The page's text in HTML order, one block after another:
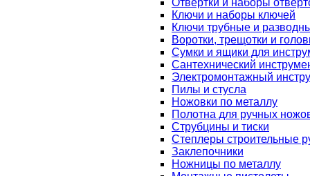
Отвертки и наборы
Ключи и наборы ключей
Ключи трубные и
Воротки, трещотки и
Сумки и ящики для
Сантехнический
Электромонтажный
Пилы и стусла
Ножовки по металлу
Полотна для ручных
Струбцины и тиски
Степлеры строительные
Заклепочники
Ножницы по металлу